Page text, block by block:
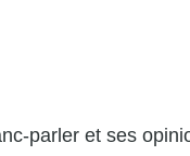
parler et ses